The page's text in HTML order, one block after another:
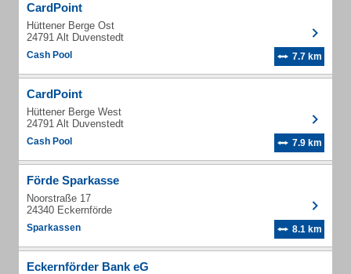
CardPoint
Hüttener Berge Ost
24791 Alt Duvenstedt
Cash Pool 7.7 km
CardPoint
Hüttener Berge West
24791 Alt Duvenstedt
Cash Pool 7.9 km
Förde Sparkasse
Noorstraße 17
24340 Eckernförde
Sparkassen 8.1 km
Eckernförder Bank eG